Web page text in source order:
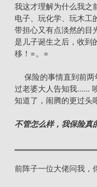
我这才理解为什么我之
电子、玩化学、玩木工
带担心又有点淡然的目
是儿子诞生之后，收到
移！=。=
保险的事情直到前两
过老婆大人告知我……
知道了，闹腾的更过头
不管怎么样，我保险真
前阵子一位大佬问我，